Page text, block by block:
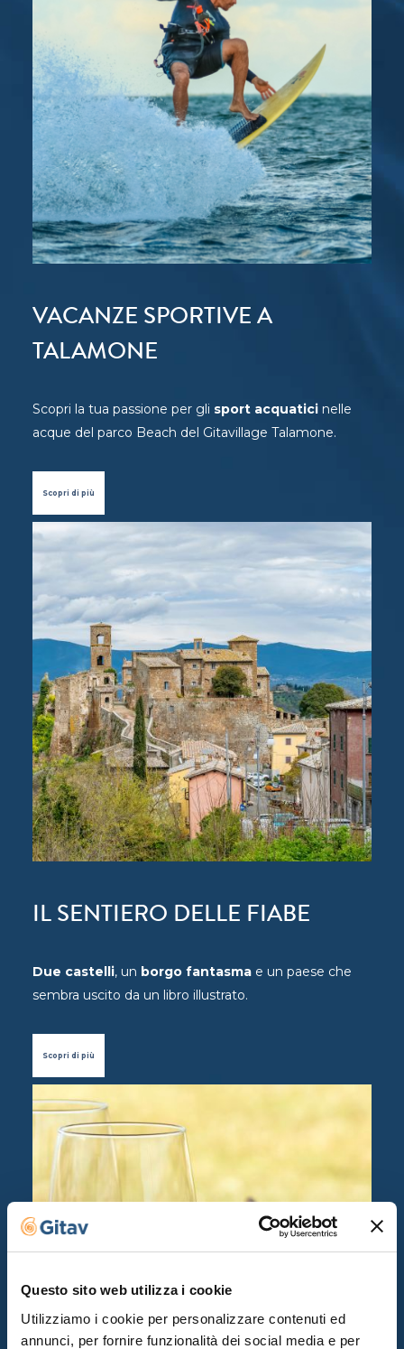
Questo sito web utilizza i cookie
Utilizziamo i cookie per personalizzare contenuti ed
annunci, per fornire funzionalità dei social media e per
VACANZE SPORTIVE A
TALAMONE
Scopri la tua passione per gli sport acquatici nelle
acque del parco Beach del Gitavillage Talamone.
Scopri di più
IL SENTIERO DELLE FIABE
Due castelli, un borgo fantasmae un paese che
sembra uscito da un libro illustrato.
Scopri di più